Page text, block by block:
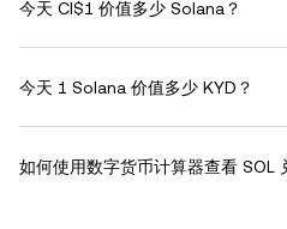
今天 CI$1 价值多少 Solana？
今天 1 Solana 价值多少 KYD？
如何使用数字货币计算器查看 SOL